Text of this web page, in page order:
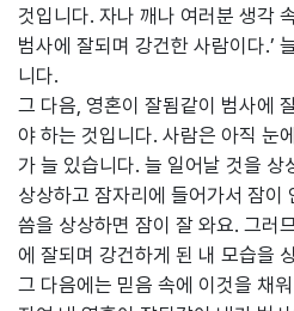
것입니다. 자나 깨나 여러분 생각
범사에 잘되며 강건한 사람이다.’
니다.
그 다음, 영혼이 잘됨같이 범사에
야 하는 것입니다. 사람은 아직 눈
가 늘 있습니다. 늘 일어날 것을 상
상상하고 잠자리에 들어가서 잠이
씀을 상상하면 잠이 잘 와요. 그러
에 잘되며 강건하게 된 내 모습을
그 다음에는 믿음 속에 이것을 채